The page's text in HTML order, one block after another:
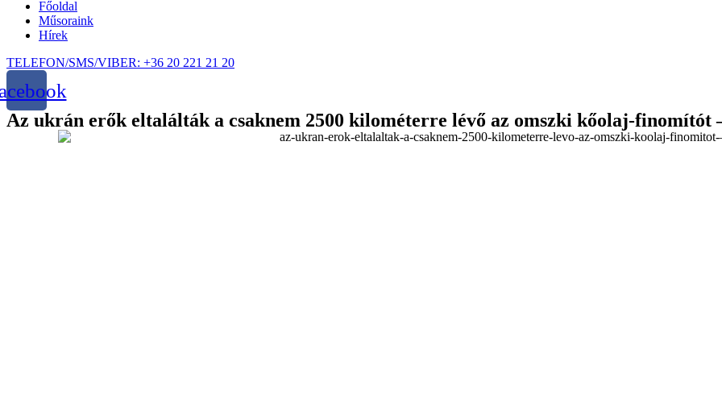
Főoldal
Műsoraink
Hírek
TELEFON/SMS/VIBER: +36 20 221 21 20
Az ukrán erők eltalálták a csaknem 2500 kilométerre lévő az omszki kőolaj-